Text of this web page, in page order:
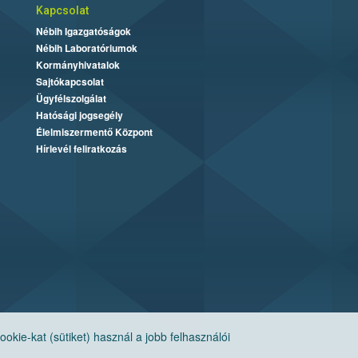
kat (sütiket) használ a jobb felhasználói
Kapcsolat
Nébih Igazgatóságok
Nébih Laboratóriumok
Kormányhivatalok
Sajtókapcsolat
Ügyfélszolgálat
Hatósági jogsegély
Élelmiszermentő Központ
Hírlevél feliratkozás